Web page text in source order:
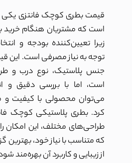
قیمت بطری کوچک فانتزی یکی
است که مشتریان هنگام خرید
زیرا تعیین‌کننده بودجه و
توجه به نیاز مصرفی است. این
جنس پلاستیک، نوع درب و
است، اما با بررسی دقیق و
می‌توان محصولی با کیفیت و
کرد. بطری پلاستیکی کوچک
طراحی‌های مختلف، این امکان
که متناسب با نیاز خود، بهترین
از زیبایی و کاربرد آن بهره‌مند